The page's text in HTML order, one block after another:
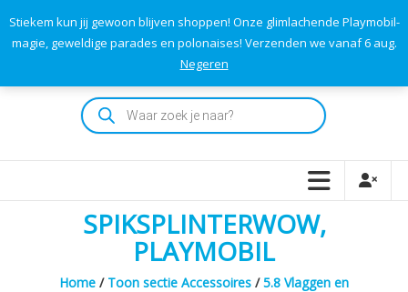
Stiekem kun jij gewoon blijven shoppen! Onze glimlachende Playmobil-
magie, geweldige parades en polonaises! Verzenden we vanaf 6 aug.
Negeren
content
Playmodok
Tweedehands
dromen
voor
iedereen
TOTAAL
Producten
zoeken
SPIKSPLINTERWOW,
PLAYMOBIL
Home / Toon sectie Accessoires /5.8 Vlaggen en